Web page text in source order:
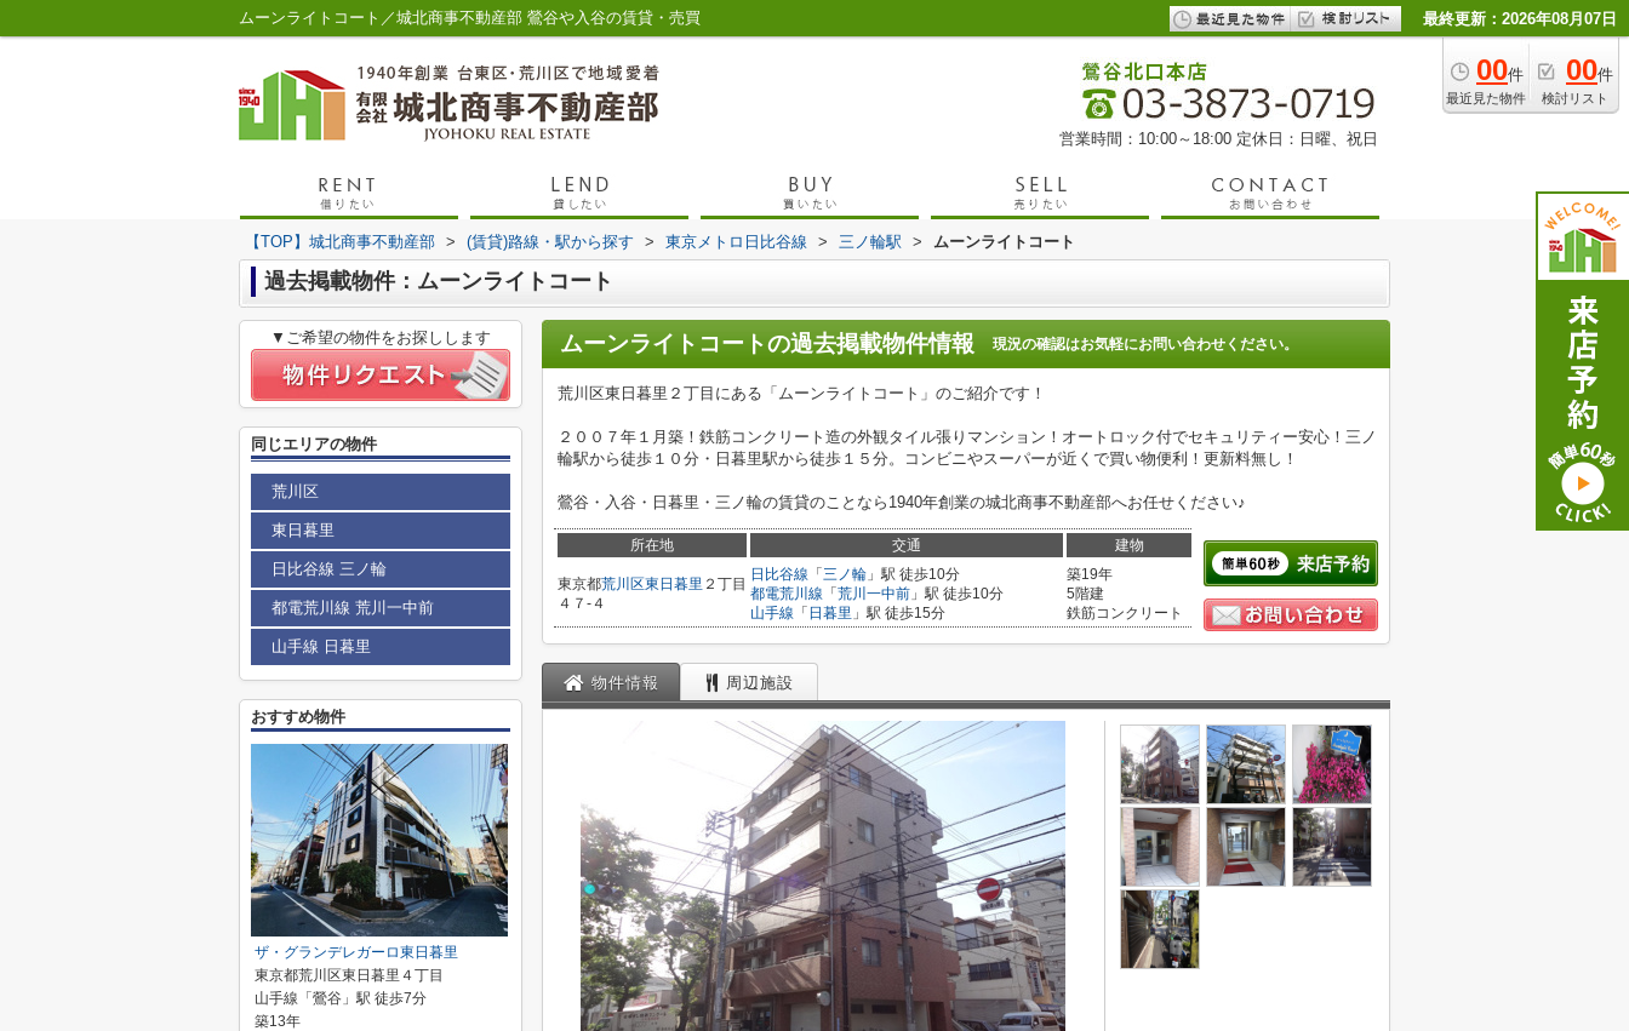
ムーンライトコート／城北商事不動産部 鶯谷や入谷の賃貸・売買 最終更新：2026年08月07日
00件
最近見た物件
00件
検討リスト
営業時間：10:00～18:00 定休日：日曜、祝日
【TOP】城北商事不動産部 > (賃貸)路線・駅から探す > 東京メトロ日比谷線 > 三ノ輪駅 > ムーンライトコート
過去掲載物件：ムーンライトコート
ムーンライトコートの過去掲載物件情報 現況の確認はお気軽にお問い合わせください。
荒川区東日暮里２丁目にある「ムーンライトコート」のご紹介です！
２００７年１月築！鉄筋コンクリート造の外観タイル張りマンション！オートロック付でセキュリティー安心！三ノ
輪駅から徒歩１０分・日暮里駅から徒歩１５分。コンビニやスーパーが近くで買い物便利！更新料無し！
鶯谷・入谷・日暮里・三ノ輪の賃貸のことなら1940年創業の城北商事不動産部へお任せください♪
所在地 交通 建物
東京都荒川区東日暮里 ２丁目
４７-４
日比谷線 「 三ノ輪 」駅 徒歩10分
都電荒川線 「 荒川一中前 」駅 徒歩10分
山手線 「 日暮里 」駅 徒歩15分
築19年
5階建
鉄筋コンクリート
物件情報 周辺施設
▼ご希望の物件をお探しします
同じエリアの物件
荒川区
東日暮里
日比谷線 三ノ輪
都電荒川線 荒川一中前
山手線 日暮里
おすすめ物件
ザ・グランデレガーロ東日暮里
東京都荒川区東日暮里４丁目
山手線「鶯谷」駅 徒歩7分
築13年